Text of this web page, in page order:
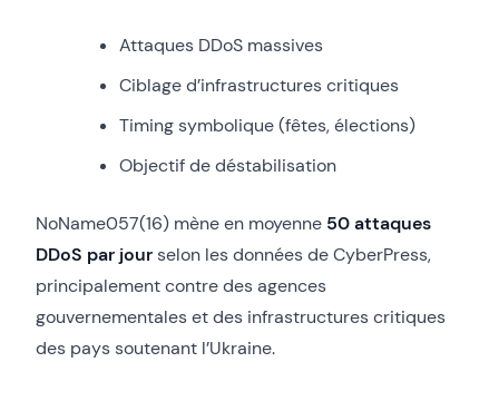
Attaques DDoS massives
Ciblage d’infrastructures critiques
Timing symbolique (fêtes, élections)
Objectif de déstabilisation
NoName057(16) mène en moyenne 50 attaques
DDoS par jourselon les données de CyberPress,
principalement contre des agences
gouvernementales et des infrastructures critiques
des pays soutenant l’Ukraine.